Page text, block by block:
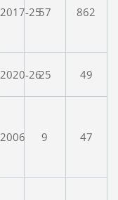
2017-2557 862
2020-2625 49
2006 9 47